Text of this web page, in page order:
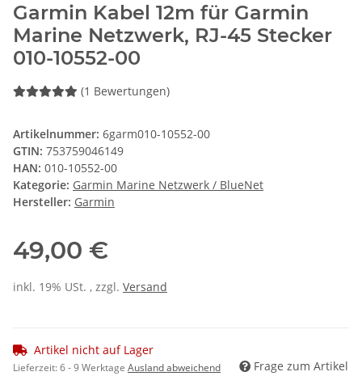
Garmin Kabel 12m für Garmin
Marine Netzwerk, RJ-45 Stecker
010-10552-00
(1 Bewertungen)
Artikelnummer: 6garm010-10552-00
GTIN: 753759046149
HAN: 010-10552-00
Kategorie: Garmin Marine Netzwerk / BlueNet
Hersteller: Garmin
49,00 €
inkl. 19% USt. , zzgl. Versand
Artikel nicht auf Lager
Lieferzeit:6 - 9 Werktage Ausland abweichend Frage zum Artikel